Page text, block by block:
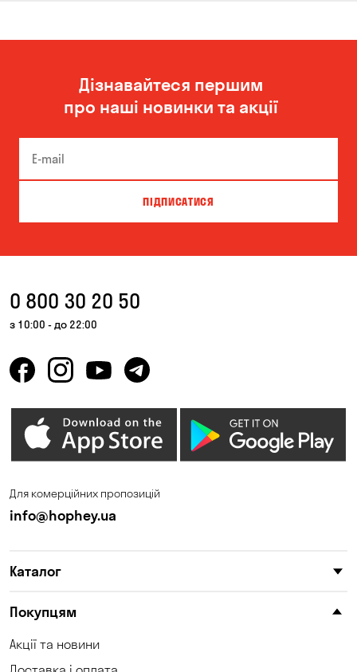
Дізнавайтеся першим
про наші новинки та акції
ПІДПИСАТИСЯ
0 800 30 20 50
з 10:00 - до 22:00
Для комерційних пропозицій
info@hophey.ua
Каталог
Покупцям
Акції та новини